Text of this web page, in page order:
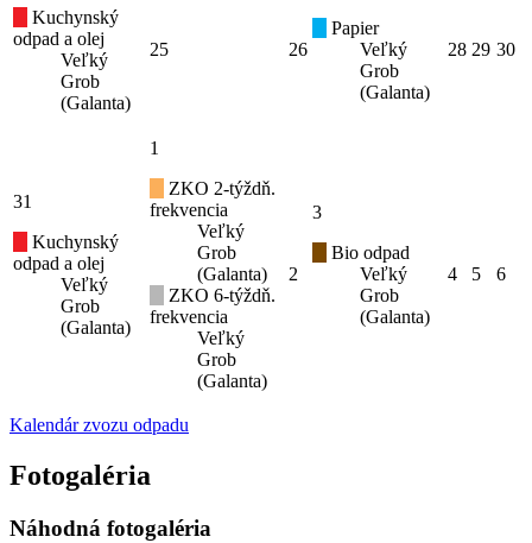
Kuchynský
odpad a olej
Veľký
Grob
(Galanta)
25 26
Papier
Veľký
Grob
(Galanta)
28 29 30
31
Kuchynský
odpad a olej
Veľký
Grob
(Galanta)
1
ZKO 2-týždň.
frekvencia
Veľký
Grob
(Galanta)
ZKO 6-týždň.
frekvencia
Veľký
Grob
(Galanta)
2
3
Bio odpad
Veľký
Grob
(Galanta)
4 5 6
Kalendár zvozu odpadu
Fotogaléria
Náhodná fotogaléria